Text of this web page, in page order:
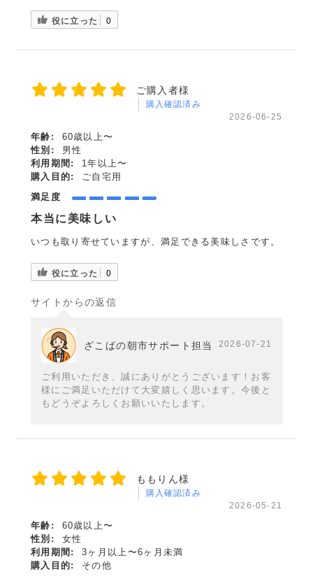
役に立った 0
ご購入者様
購入確認済み
2026-06-25
年齢:
60歳以上〜
性別:
男性
利用期間:
1年以上〜
購入目的:
ご自宅用
満足度
本当に美味しい
いつも取り寄せていますが、満足できる美味しさです。
役に立った 0
サイトからの返信
ざこばの朝市サポート担当 2026-07-21
ご利用いただき、誠にありがとうございます！お客
様にご満足いただけて大変嬉しく思います。今後と
もどうぞよろしくお願いいたします。
ももりん様
購入確認済み
2026-05-21
年齢:
60歳以上〜
性別:
女性
利用期間:
3ヶ月以上〜6ヶ月未満
購入目的:
その他